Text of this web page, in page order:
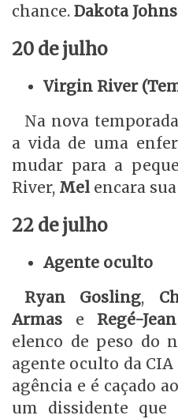
chance. Dakota
20 de julho
Virgin River
Na nova
a vida de uma
mudar para a
River, Mel encara
22 de julho
Agente oculto
Ryan Gosling,
Armas e Regé-
elenco de peso do
agente oculto da CIA
agência e é caçado
um dissidente que